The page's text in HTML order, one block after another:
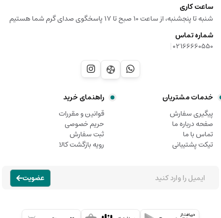
ساعت کاری
شنبه تا پنجشنبه، از ساعت 10 صبح تا 17 پاسخگوی صدای گرم شما هستیم
شماره تماس
02166660550
|
خدمات مشتریان
پیگیری سفارش
صفحه درباره ما
تماس با ما
تیکت پشتیبانی
راهنمای خرید
قوانین و مقررات
حریم خصوصی
ثبت سفارش
رویه بازگشت کالا
عضویت